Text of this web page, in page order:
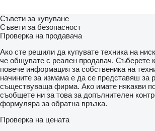
Съвети за купуване
Съвети за безопасност
Проверка на продавача
Ако сте решили да купувате техника на
че общувате с реален продавач. Съберете
повече информация за собственика на
начините за измама е да се представяш за
съществуваща фирма. Ако имате някакви
съобщете ни за това за допълнителен
формуляра за обратна връзка.
Проверка на цената